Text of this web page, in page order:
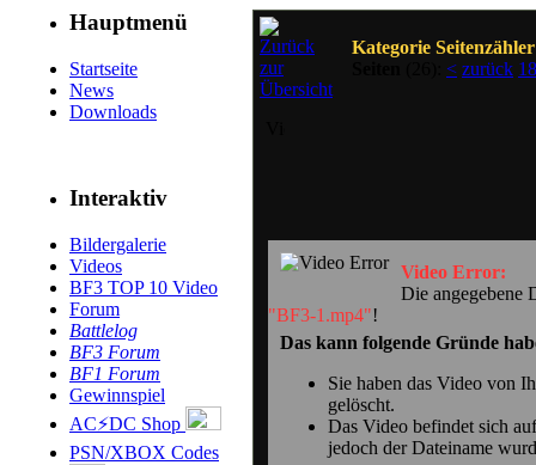
Hauptmenü
Startseite
News
Downloads
Interaktiv
Bildergalerie
Videos
BF3 TOP 10 Video
Forum
Battlelog
BF3 Forum
BF1 Forum
Gewinnspiel
AC⚡DC Shop
PSN/XBOX Codes
Kategorie
< zurück 18
Video Error:
Die angegebene
"BF3-1.mp4"!
Das kann folgende Gründe
Sie haben das Video von
gelöscht.
Das Video befindet sich
jedoch der Dateiname